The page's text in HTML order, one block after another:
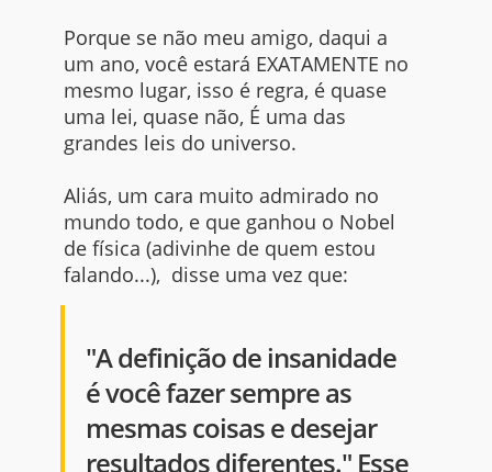
Porque se não meu amigo, daqui a
um ano, você estará EXATAMENTE no
mesmo lugar, isso é regra, é quase
uma lei, quase não, É uma das
grandes leis do universo.
Aliás, um cara muito admirado no
mundo todo, e que ganhou o Nobel
de física (adivinhe de quem estou
falando...), disse uma vez que:
"A definição de insanidade
é você fazer sempre as
mesmas coisas e desejar
resultados diferentes." Esse